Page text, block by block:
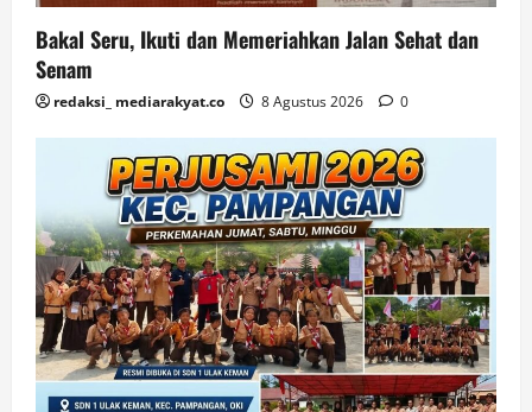
Bakal Seru, Ikuti dan Memeriahkan Jalan Sehat dan
Senam
redaksi_ mediarakyat.co 8 Agustus 2026 0